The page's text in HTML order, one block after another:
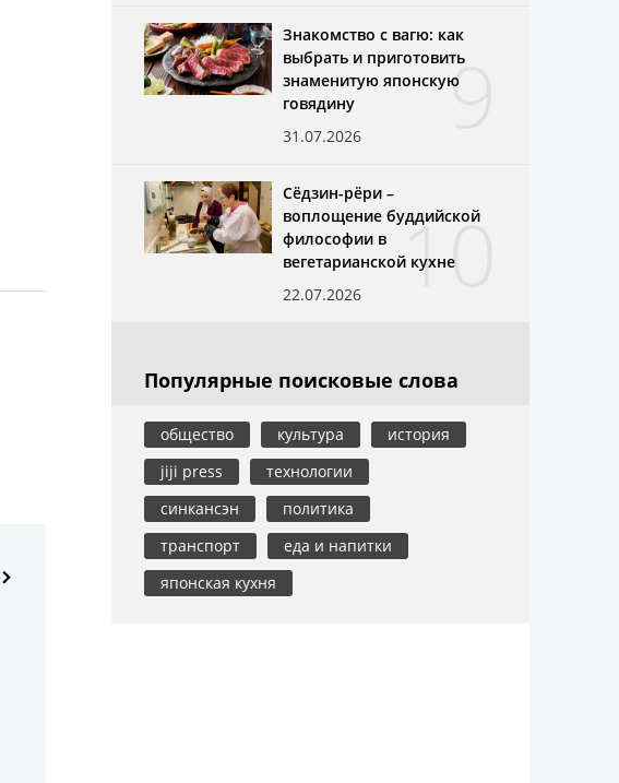
9
Знакомство с вагю: как
выбрать и приготовить
знаменитую японскую
говядину
31.07.2026
10
Сёдзин-рёри –
воплощение буддийской
философии в
вегетарианской кухне
22.07.2026
Популярные поисковые слова
общество культура
история
jiji press
технологии
синкансэн
политика
транспорт
еда и напитки
японская кухня